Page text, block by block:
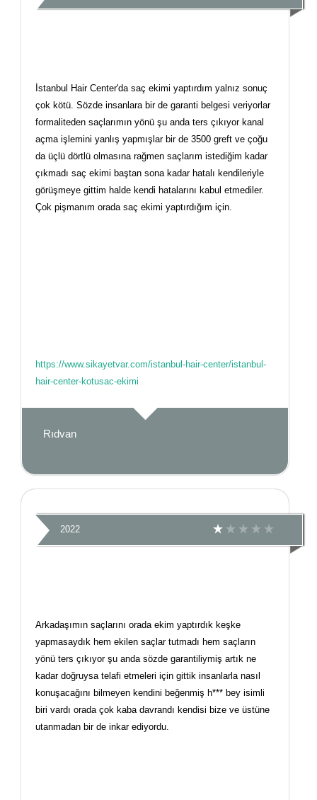
İstanbul Hair Center'da saç ekimi yaptırdım yalnız sonuç
çok kötü. Sözde insanlara bir de garanti belgesi veriyorlar
formaliteden saçlarımın yönü şu anda ters çıkıyor kanal
açma işlemini yanlış yapmışlar bir de 3500 greft ve çoğu
da üçlü dörtlü olmasına rağmen saçlarım istediğim kadar
çıkmadı saç ekimi baştan sona kadar hatalı kendileriyle
görüşmeye gittim halde kendi hatalarını kabul etmediler.
Çok pişmanım orada saç ekimi yaptırdığım için.
https://www.sikayetvar.com/istanbul-hair-center/istanbul-
hair-center-kotusac-ekimi
Rıdvan
2022
Arkadaşımın saçlarını orada ekim yaptırdık keşke
yapmasaydık hem ekilen saçlar tutmadı hem saçların
yönü ters çıkıyor şu anda sözde garantiliymiş artık ne
kadar doğruysa telafi etmeleri için gittik insanlarla nasıl
konuşacağını bilmeyen kendini beğenmiş h*** bey isimli
biri vardı orada çok kaba davrandı kendisi bize ve üstüne
utanmadan bir de inkar ediyordu.